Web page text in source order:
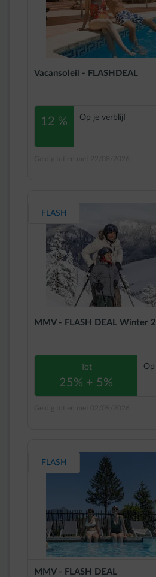
Vacansoleil - FLASHDEAL
12 % Op je verblijf
FLASH
MMV - FLASH DEAL Winter
Tot
25% + 5%
FLASH
MMV - FLASH DEAL